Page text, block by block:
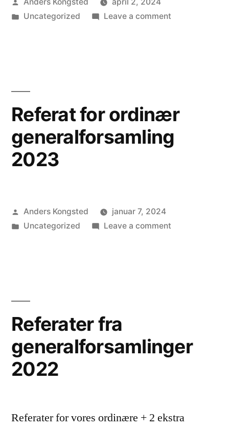
by
Posted
Uncategorized Leave a commenton
Referat for ordinær
generalforsamling
2023
Posted
by
Anders Kongsted
januar 7, 2024
Posted
Uncategorized Leave a commenton
Referater fra
generalforsamlinger
2022
Referater for vores ordinære + 2 ekstra